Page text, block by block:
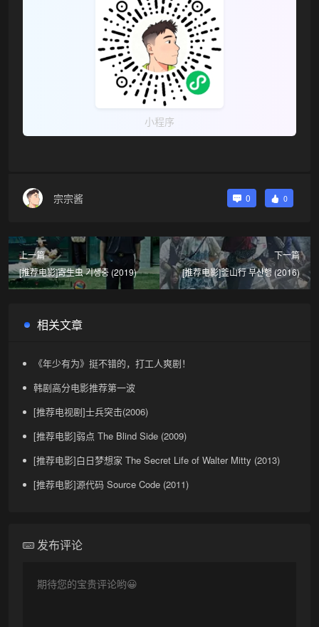
小程序
宗宗酱 0 0
上一篇
[推荐电影]寄生虫 기생충 (2019)
下一篇
[推荐电影]釜山行 부산행 (2016)
相关文章
《年少有为》挺不错的，打工人爽剧！
韩剧高分电影推荐第一波
[推荐电视剧]士兵突击(2006)
[推荐电影]弱点 The Blind Side (2009)
[推荐电影]白日梦想家 The Secret Life of Walter Mitty (2013)
[推荐电影]源代码 Source Code (2011)
发布评论